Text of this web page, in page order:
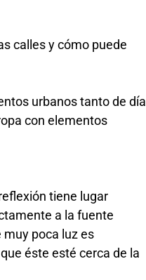
calles y cómo puede
urbanos tanto de día
con elementos
tiene lugar
a la fuente
poca luz es
éste esté cerca de la